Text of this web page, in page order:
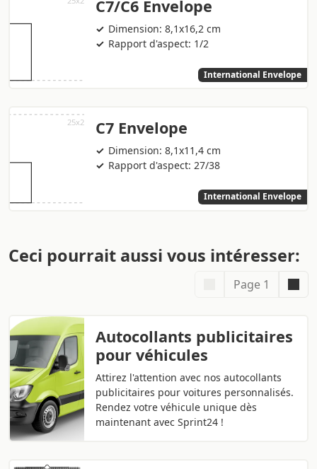
C7/C6 Envelope
Dimension: 8,1x16,2 cm
Rapport d'aspect: 1/2
International Envelope
C7 Envelope
Dimension: 8,1x11,4 cm
Rapport d'aspect: 27/38
International Envelope
Ceci pourrait aussi vous intéresser:
Page 1
Autocollants publicitaires
pour véhicules
Attirez l'attention avec nos autocollants
publicitaires pour voitures personnalisés.
Rendez votre véhicule unique dès
maintenant avec Sprint24 !